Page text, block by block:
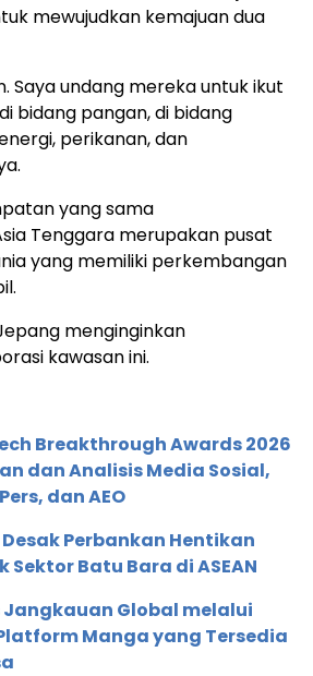
mewujudkan kemajuan dua
Saya undang mereka untuk ikut
bidang pangan, di bidang
perikanan, dan
yang sama
Tenggara merupakan pusat
yang memiliki perkembangan
menginginkan
kawasan ini.
Breakthrough Awards 2026
dan Analisis Media Sosial,
dan AEO
Perbankan Hentikan
Batu Bara di ASEAN
Jangkauan Global melalui
Platform Manga yang Tersedia